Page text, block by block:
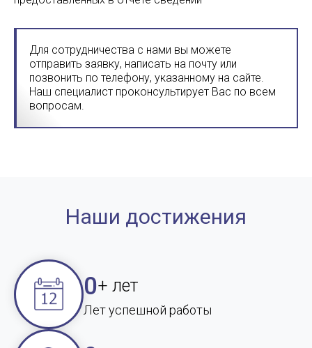
Для сотрудничества с нами вы можете
отправить заявку, написать на почту или
позвонить по телефону, указанному на сайте.
Наш специалист проконсультирует Вас по всем
вопросам.
Наши достижения
0+ лет
Лет успешной работы